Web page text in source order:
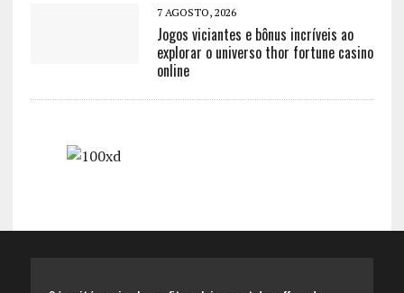
7 AGOSTO, 2026
Jogos viciantes e bônus incríveis ao
explorar o universo thor fortune casino
online